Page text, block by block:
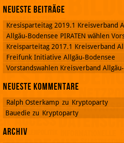
Neueste Beiträge
Kresisparteitag 2019.1 Kreisverband
Allgäu-Bodensee PIRATEN wählen
Kreisparteitag 2017.1 Kreisverband
Freifunk Initiative Allgäu-Bodensee
Vorstandswahlen Kreisverband
Neueste Kommentare
Ralph Osterkamp zu Kryptoparty
Bauedie zu Kryptoparty
Archiv